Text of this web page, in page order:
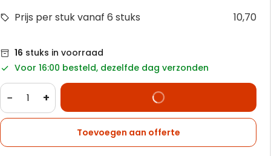
Prijs per stuk vanaf 6 stuks 10,70
16 stuks in voorraad
Voor 16:00 besteld, dezelfde dag verzonden
− +
Toevoegen aan offerte